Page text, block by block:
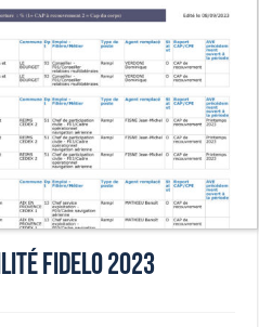
FIDELO 2023